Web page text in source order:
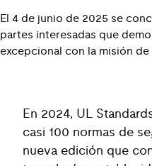
El 4 de junio de 2025 se
partes interesadas que
excepcional con la misión de
En 2024, UL
casi 100 normas de
nueva edición que